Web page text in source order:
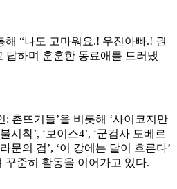
“나도 고마워요.! 우진아빠.! 권
답하며 훈훈한 동료애를 드러냈
: 촌뜨기들’을 비롯해 ‘사이코지만
시착’, ‘보이스4’, ‘군검사 도베르
문의 검’, ‘이 강에는 달이 흐른다’
꾸준히 활동을 이어가고 있다.